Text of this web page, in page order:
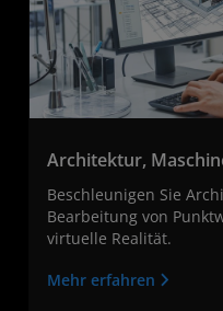
Architektur,
Beschleunigen Sie
Bearbeitung von
virtuelle Realität.
Mehr erfahren